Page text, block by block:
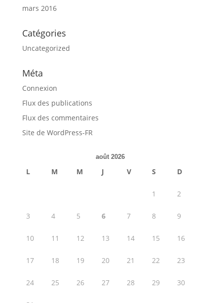
mars 2016
Catégories
Uncategorized
Méta
Connexion
Flux des publications
Flux des commentaires
Site de WordPress-FR
août 2026
L M M J V S D
1 2
3 4 5 6 7 8 9
10 11 12 13 14 15 16
17 18 19 20 21 22 23
24 25 26 27 28 29 30